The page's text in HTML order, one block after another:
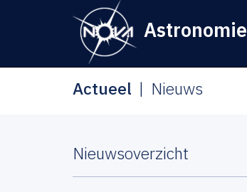
Astronomie
Actueel Nieuws
Nieuwsoverzicht